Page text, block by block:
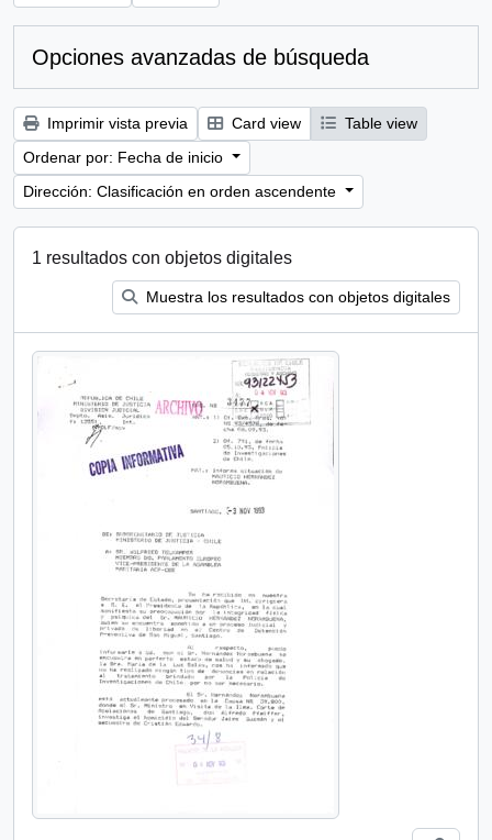
Opciones avanzadas de búsqueda
Imprimir vista previa Card view
Table view
Ordenar por: Fecha de inicio
Dirección: Clasificación en orden ascendente
1 resultados con objetos digitales
Muestra los resultados con objetos digitales